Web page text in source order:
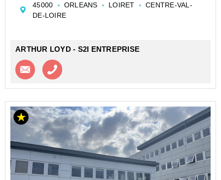
La surface se compose de deux bureaux, d'un open
space, d'une ...
45000 ORLEANS LOIRET
CENTRE-VAL-
DE-LOIRE
ARTHUR LOYD - S2I ENTREPRISE
Contacter l'agence